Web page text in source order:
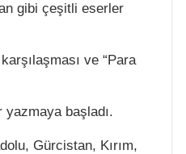
gibi çeşitli eserler
ve “Para
yazmaya başladı.
Gürcistan, Kırım,